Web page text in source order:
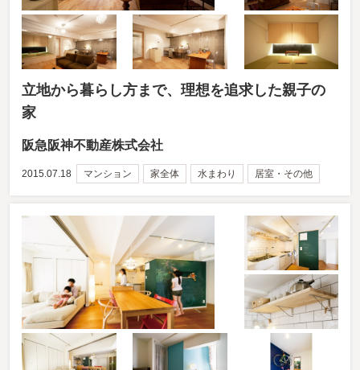
立地から暮らし方まで、理想を追求した親子の
家
阪急阪神不動産株式会社
2015.07.18 マンション 家全体 水まわり 居室・その他